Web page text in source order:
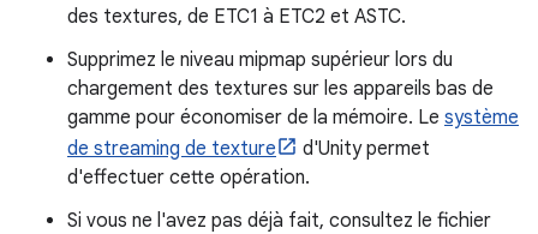
des textures, de ETC1 à ETC2 et ASTC.
Supprimez le niveau mipmap supérieur lors du
chargement des textures sur les appareils bas de
gamme pour économiser de la mémoire. Le système
de streaming de texture
d'Unity permet
d'effectuer cette opération.
Si vous ne l'avez pas déjà fait, consultez le fichier